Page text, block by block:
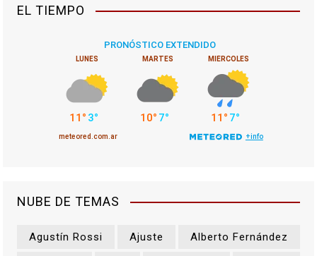
EL TIEMPO
NUBE DE TEMAS
Agustín Rossi Ajuste Alberto Fernández